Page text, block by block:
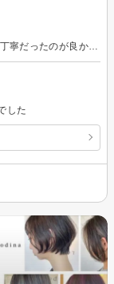
色々と丁寧な対応で、満足しました。 配慮があり、丁寧だったのが良かったです。
した